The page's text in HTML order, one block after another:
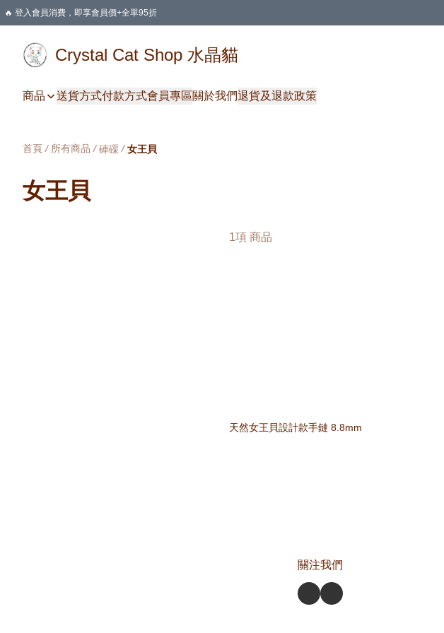
🔥 登入會員消費，即享會員價+全單95折
Crystal Cat Shop 水晶貓
商品 送貨方式付款方式會員專區關於我們退貨及退款政策
首頁 / 所有商品 / 硨磲 / 女王貝
女王貝
1項 商品
天然女王貝設計款手鏈 8.8mm
關注我們